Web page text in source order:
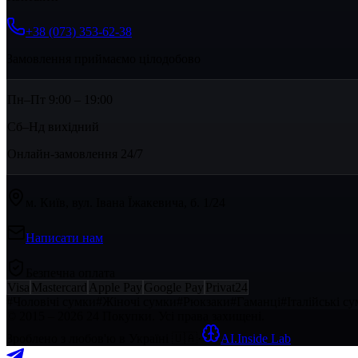
+38 (073) 353-62-38
Пн–Пт 9:00 – 19:00
Сб–Нд вихідний
Написати нам
Visa Mastercard Apple Pay Google Pay Privat24
AI.Inside Lab